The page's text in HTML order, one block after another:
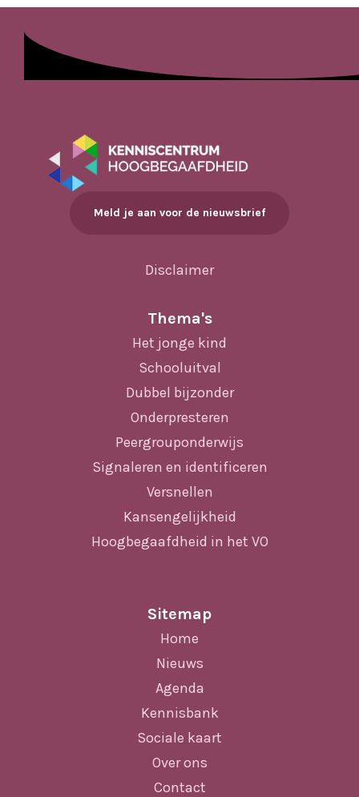
Meld je aan voor de nieuwsbrief
Disclaimer
Thema's
Het jonge kind
Schooluitval
Dubbel bijzonder
Onderpresteren
Peergrouponderwijs
Signaleren en identificeren
Versnellen
Kansengelijkheid
Hoogbegaafdheid in het VO
Sitemap
Home
Nieuws
Agenda
Kennisbank
Sociale kaart
Over ons
Contact